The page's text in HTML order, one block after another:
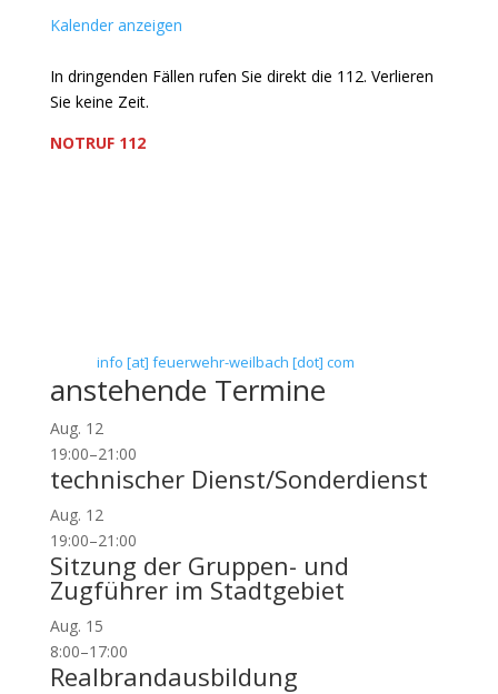
Kalender anzeigen
In dringenden Fällen rufen Sie direkt die 112. Verlieren
Sie keine Zeit.
NOTRUF 112
info [at] feuerwehr-weilbach [dot] com
anstehende Termine
Aug. 12
19:00–21:00
technischer Dienst/Sonderdienst
Aug. 12
19:00–21:00
Sitzung der Gruppen- und
Zugführer im Stadtgebiet
Aug. 15
8:00–17:00
Realbrandausbildung